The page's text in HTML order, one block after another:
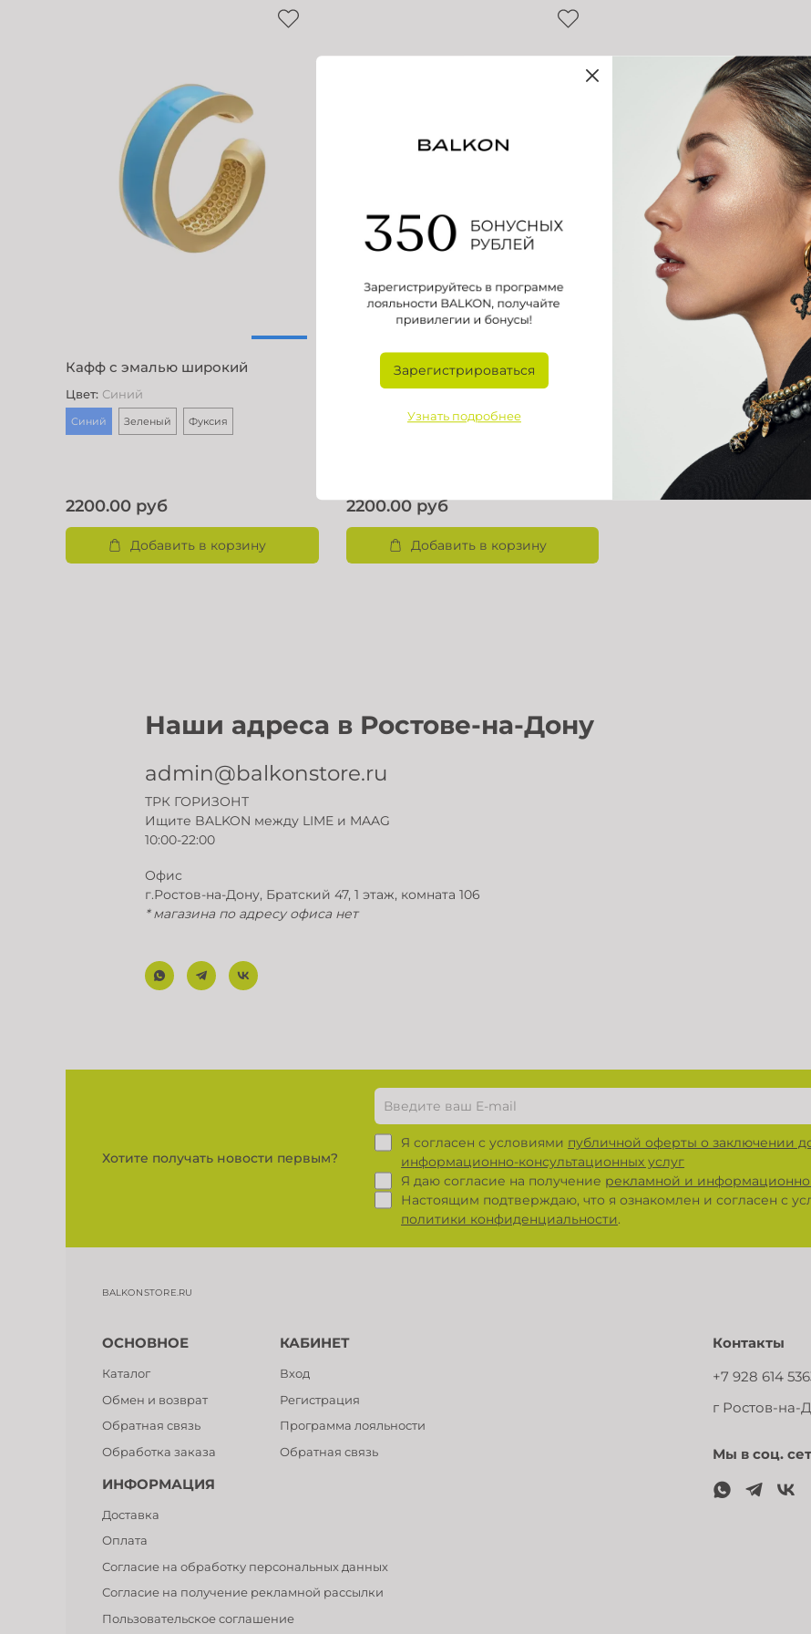
Кафф с эмалью широкий
Цвет: Синий
Синий Зеленый Фуксия
2200.00 руб
Добавить в корзину
Кафф с эмалью Рио
Пыльно-розовый Голубой Красный
2200.00 руб
Добавить в корзину
Наши адреса в Ростове-на-Дону
admin@balkonstore.ru
ТРК ГОРИЗОНТ
Ищите BALKON между LIME и MAAG
10:00-22:00
Офис
г.Ростов-на-Дону, Братский 47, 1 этаж, комната 106
* магазина по адресу офиса нет
Хотите получать новости первым?
Я согласен с условиями публичной оферты о заключении
информационно-консультационных услуг
Я даю согласие на получение рекламной и
Настоящим подтверждаю, что я ознакомлен и согласен с
политики конфиденциальности.
BALKONSTORE.RU
ОСНОВНОЕ
Каталог
Обмен и возврат
Обратная связь
Обработка заказа
КАБИНЕТ
Вход
Регистрация
Программа лояльности
Обратная связь
ИНФОРМАЦИЯ
Доставка
Оплата
Согласие на обработку персональных данных
Согласие на получение рекламной рассылки
Пользовательское соглашение
Контакты
+7 928 614
г Ростов-на-
Мы в соц.
Зарегистрироваться
Узнать подробнее